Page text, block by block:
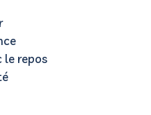
le repos